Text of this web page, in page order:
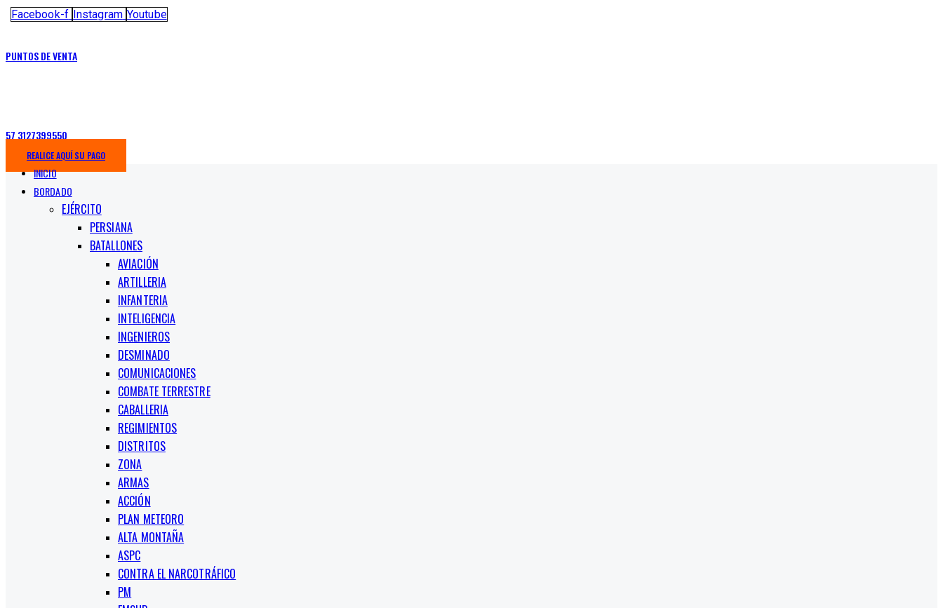
Facebook-f Instagram Youtube
PUNTOS DE VENTA
57 3127399550
REALICE AQUÍ SU PAGO
INICIO
BORDADO
EJÉRCITO
PERSIANA
BATALLONES
AVIACIÓN
ARTILLERIA
INFANTERIA
INTELIGENCIA
INGENIEROS
DESMINADO
COMUNICACIONES
COMBATE TERRESTRE
CABALLERIA
REGIMIENTOS
DISTRITOS
ZONA
ARMAS
ACCIÓN
PLAN METEORO
ALTA MONTAÑA
ASPC
CONTRA EL NARCOTRÁFICO
PM